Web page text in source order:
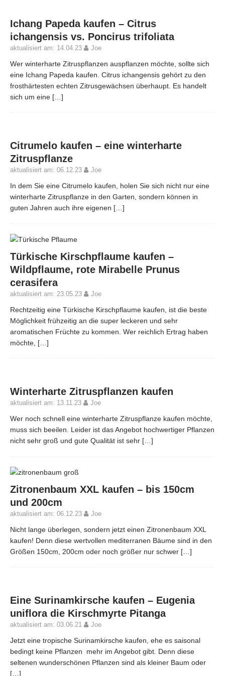
Ichang Papeda kaufen – Citrus
ichangensis vs. Poncirus trifoliata
aktualisiert am: 14.04.23 Joe
Wer winterharte Zitruspflanzen auspflanzen möchte, sollte sich
eine Ichang Papeda kaufen. Citrus ichangensis gehört zu den
frosthärtesten echten Zitrusgewächsen überhaupt. Es handelt
sich um eine […]
Citrumelo kaufen – eine winterharte
Zitruspflanze
aktualisiert am: 06.12.23 Joe
In dem Sie eine Citrumelo kaufen, holen Sie sich nicht nur eine
winterharte Zitruspflanze in den Garten, sondern können in
guten Jahren auch ihre eigenen […]
Türkische Kirschpflaume kaufen –
Wildpflaume, rote Mirabelle Prunus
cerasifera
aktualisiert am: 23.05.23 Joe
Rechtzeitig eine Türkische Kirschpflaume kaufen, ist die beste
Möglichkeit frühzeitig an die super leckeren und sehr
aromatischen Früchte zu kommen. Wer reichlich Ertrag haben
möchte, […]
Winterharte Zitruspflanzen kaufen
aktualisiert am: 13.11.23 Joe
Wer noch schnell eine winterharte Zitruspflanze kaufen möchte,
muss sich beeilen. Leider ist das Angebot hochwertiger Pflanzen
nicht sehr groß und gute Qualität ist sehr […]
Zitronenbaum XXL kaufen – bis 150cm
und 200cm
aktualisiert am: 06.12.23 Joe
Nicht lange überlegen, sondern jetzt einen Zitronenbaum XXL
kaufen! Denn diese wertvollen mediterranen Bäume sind in den
Größen 150cm, 200cm oder noch größer nur schwer […]
Eine Surinamkirsche kaufen – Eugenia
uniflora die Kirschmyrte Pitanga
aktualisiert am: 03.06.21 Joe
Jetzt eine tropische Surinamkirsche kaufen, ehe es saisonal
bedingt keine Pflanzen mehr im Angebot gibt. Denn diese
seltenen wunderschönen Pflanzen sind als kleiner Baum oder
[…]